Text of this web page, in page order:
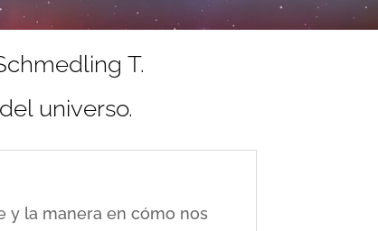
T.
universo.
y la manera en cómo nos